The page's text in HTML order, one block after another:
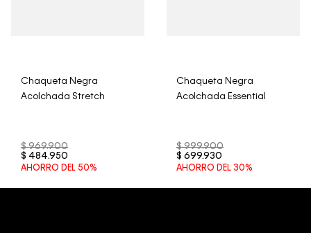
Chaqueta Negra
Acolchada Stretch
$ 969.900
$ 484.950
AHORRO DEL 50%
Chaqueta Negra
Acolchada Essential
$ 999.900
$ 699.930
AHORRO DEL 30%